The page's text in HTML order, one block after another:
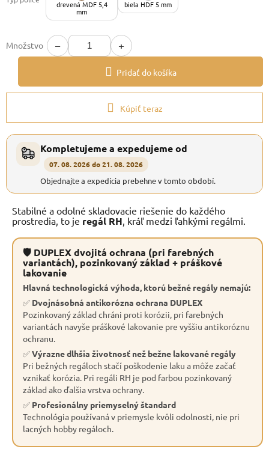
drevená MDF 5,4
mm
biela HDF 5 mm
Množstvo − +
Pridať do košíka
Kúpiť teraz
Kompletujeme a expedujeme od
07. 08. 2026 do 21. 08. 2026
Objednajte a expedícia prebehne v tomto období.
Stabilné a odolné skladovacie riešenie do každého
prostredia, to je regál RH , kráľ medzi ľahkými regálmi.
🛡 DUPLEX dvojitá ochrana (pri farebných
variantách), pozinkovaný základ + práškové
lakovanie
Hlavná technologická výhoda, ktorú bežné regály nemajú:
✅ Dvojnásobná antikorózna ochrana DUPLEX
Pozinkovaný základ chráni proti korózii, pri farebných
variantách navyše práškové lakovanie pre vyššiu antikoróznu
ochranu.
✅Výrazne dlhšia životnosť než bežne lakované regály
Pri bežných regáloch stačí poškodenie laku a môže začať
vznikať korózia. Pri regáli RH je pod farbou pozinkovaný
základ ako ďalšia vrstva ochrany.
✅ Profesionálny priemyselný štandard
Technológia používaná v priemysle kvôli odolnosti, nie pri
lacných hobby regáloch.